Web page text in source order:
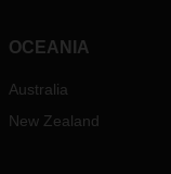
OCEANIA
Australia
New Zealand